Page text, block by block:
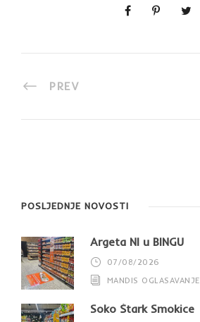
PREV
POSLJEDNJE NOVOSTI
Argeta NI u BINGU
07/08/2026
MANDIS OGLASAVANJE
Soko Štark Smokice